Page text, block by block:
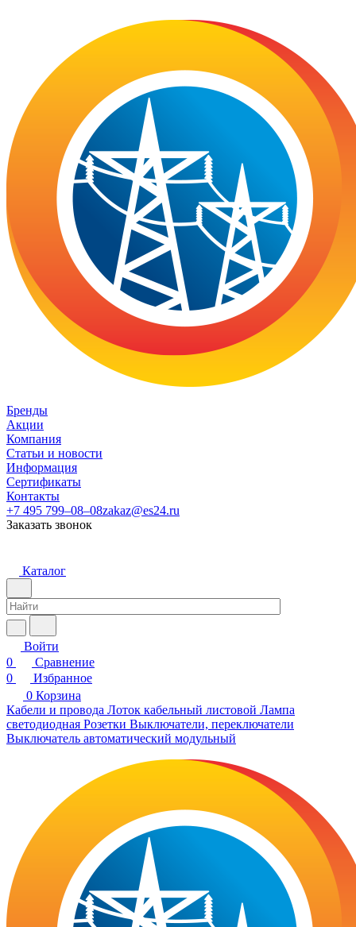
Бренды
Акции
Компания
Статьи и новости
Информация
Сертификаты
Контакты
+7 495 799–08–08zakaz@es24.ru
Заказать звонок
Каталог
Войти
0
Сравнение
0
Избранное
0 Корзина
Кабели и провода Лоток кабельный листовой Лампа
светодиодная Розетки Выключатели, переключатели
Выключатель автоматический модульный